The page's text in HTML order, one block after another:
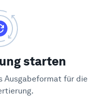
starten
Ausgabeformat für die